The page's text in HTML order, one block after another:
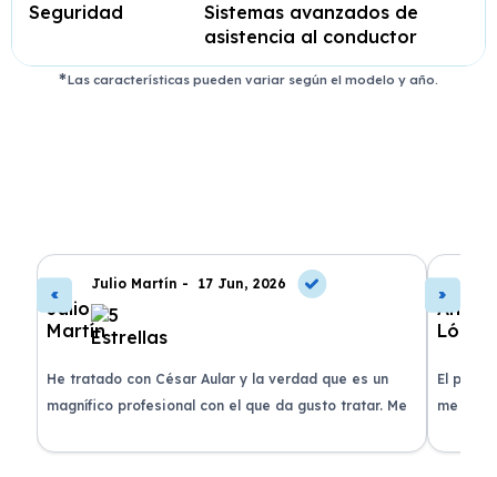
Seguridad
Sistemas avanzados de
asistencia al conductor
Las características pueden variar según el modelo y año.
Julio Martín - 17 Jun, 2026
He tratado con César Aular y la verdad que es un
magnífico profesional con el que da gusto tratar. Me
El
me